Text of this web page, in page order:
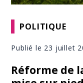
POLITIQUE
Publié le 23 juillet
Réforme de